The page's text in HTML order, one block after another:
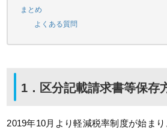
まとめ
よくある質問
1．区分記載請求書等保存
2019年10月より軽減税率制度が始ま